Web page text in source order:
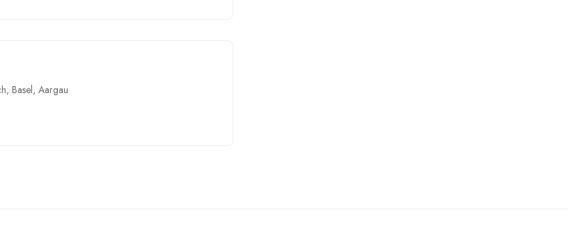
, Basel, Aargau